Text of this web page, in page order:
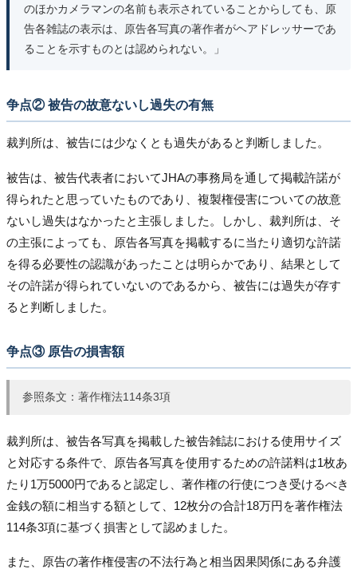
のほかカメラマンの名前も表示されていることからしても、原
告各雑誌の表示は、原告各写真の著作者がヘアドレッサーであ
ることを示すものとは認められない。」
争点② 被告の故意ないし過失の有無
裁判所は、被告には少なくとも過失があると判断しました。
被告は、被告代表者においてJHAの事務局を通して掲載許諾が
得られたと思っていたものであり、複製権侵害についての故意
ないし過失はなかったと主張しました。しかし、裁判所は、そ
の主張によっても、原告各写真を掲載するに当たり適切な許諾
を得る必要性の認識があったことは明らかであり、結果として
その許諾が得られていないのであるから、被告には過失が存す
ると判断しました。
争点③ 原告の損害額
参照条文：著作権法114条3項
裁判所は、被告各写真を掲載した被告雑誌における使用サイズ
と対応する条件で、原告各写真を使用するための許諾料は1枚あ
たり1万5000円であると認定し、著作権の行使につき受けるべき
金銭の額に相当する額として、12枚分の合計18万円を著作権法
114条3項に基づく損害として認めました。
また、原告の著作権侵害の不法行為と相当因果関係にある弁護